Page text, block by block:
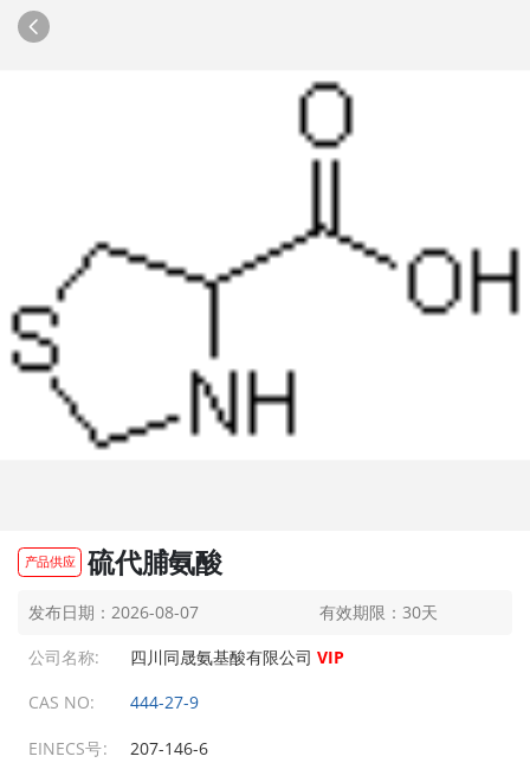
产品供应 硫代脯氨酸
发布日期：2026-08-07
有效期限：30天
公司名称:
四川同晟氨基酸有限公司VIP
CAS NO: 444-27-9
EINECS号: 207-146-6
布日期：2026-08-07
叔丁氧羰基-L-半胱氨酸甲酯
布日期：2026-08-07
发布日期：2026-08-07
N-叔丁氧羰基-L-半胱氨酸甲酯